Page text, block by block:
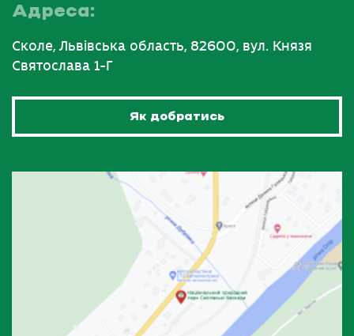
Адреса:
Сколе, Львівська область, 82600, вул. Князя
Святослава 1-Г
Як добратись